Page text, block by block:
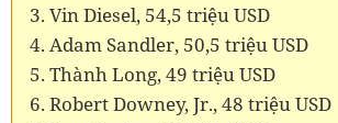
3. Vin Diesel, 54,5 triệu USD
4. Adam Sandler, 50,5 triệu USD
5. Thành Long, 49 triệu USD
6. Robert Downey, Jr., 48 triệu USD